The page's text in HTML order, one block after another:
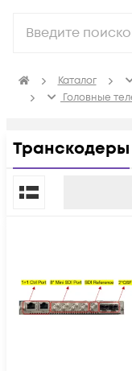
Каталог
Головные
Транскодеры
По